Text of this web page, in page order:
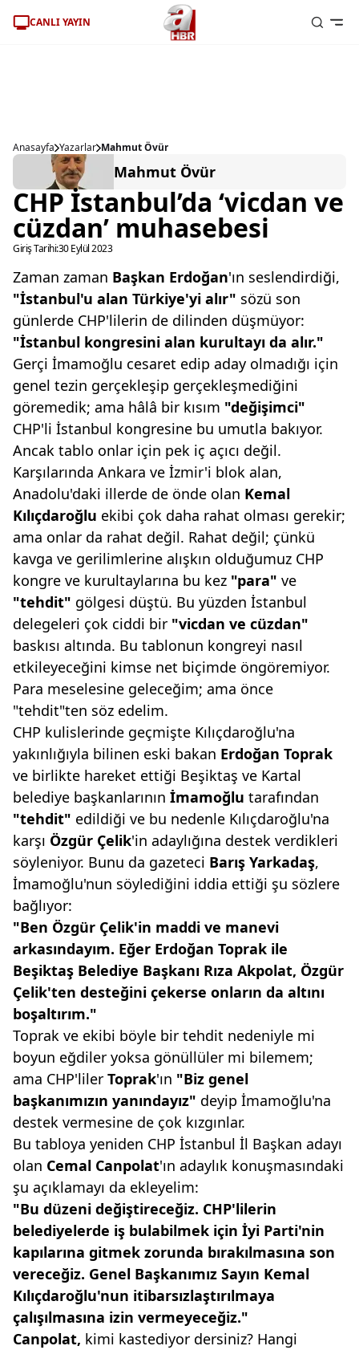
CANLI YAYIN
Anasayfa Yazarlar Mahmut Övür
Mahmut Övür
CHP İstanbul’da ‘vicdan ve
cüzdan’ muhasebesi
Giriş Tarihi:30 Eylül 2023
Zaman zaman Başkan Erdoğan'ın seslendirdiği,
"İstanbul'u alan Türkiye'yi alır" sözü son
günlerde CHP'lilerin de dilinden düşmüyor:
"İstanbul kongresini alan kurultayı da alır."
Gerçi İmamoğlu cesaret edip aday olmadığı için
genel tezin gerçekleşip gerçekleşmediğini
göremedik; ama hâlâ bir kısım "değişimci"
CHP'li İstanbul kongresine bu umutla bakıyor.
Ancak tablo onlar için pek iç açıcı değil.
Karşılarında Ankara ve İzmir'i blok alan,
Anadolu'daki illerde de önde olan Kemal
Kılıçdaroğlu ekibi çok daha rahat olması gerekir;
ama onlar da rahat değil. Rahat değil; çünkü
kavga ve gerilimlerine alışkın olduğumuz CHP
kongre ve kurultaylarına bu kez "para" ve
"tehdit" gölgesi düştü. Bu yüzden İstanbul
delegeleri çok ciddi bir "vicdan ve cüzdan"
baskısı altında. Bu tablonun kongreyi nasıl
etkileyeceğini kimse net biçimde öngöremiyor.
Para meselesine geleceğim; ama önce
"tehdit"ten söz edelim.
CHP kulislerinde geçmişte Kılıçdaroğlu'na
yakınlığıyla bilinen eski bakan Erdoğan Toprak
ve birlikte hareket ettiği Beşiktaş ve Kartal
belediye başkanlarının İmamoğlu tarafından
"tehdit" edildiği ve bu nedenle Kılıçdaroğlu'na
karşı Özgür Çelik'in adaylığına destek verdikleri
söyleniyor. Bunu da gazeteci Barış Yarkadaş,
İmamoğlu'nun söylediğini iddia ettiği şu sözlere
bağlıyor:
"Ben Özgür Çelik'in maddi ve manevi
arkasındayım. Eğer Erdoğan Toprak ile
Beşiktaş Belediye Başkanı Rıza Akpolat, Özgür
Çelik'ten desteğini çekerse onların da altını
boşaltırım."
Toprak ve ekibi böyle bir tehdit nedeniyle mi
boyun eğdiler yoksa gönüllüler mi bilemem;
ama CHP'liler Toprak'ın "Biz genel
başkanımızın yanındayız" deyip İmamoğlu'na
destek vermesine de çok kızgınlar.
Bu tabloya yeniden CHP İstanbul İl Başkan adayı
olan Cemal Canpolat'ın adaylık konuşmasındaki
şu açıklamayı da ekleyelim:
"Bu düzeni değiştireceğiz. CHP'lilerin
belediyelerde iş bulabilmek için İyi Parti'nin
kapılarına gitmek zorunda bırakılmasına son
vereceğiz. Genel Başkanımız Sayın Kemal
Kılıçdaroğlu'nun itibarsızlaştırılmaya
çalışılmasına izin vermeyeceğiz."
Canpolat, kimi kastediyor dersiniz? Hangi